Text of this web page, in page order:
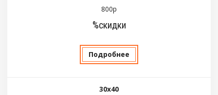
800р
%скидки
Подробнее
30х40